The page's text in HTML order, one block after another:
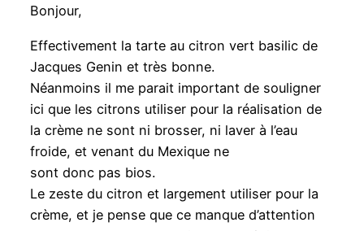
Bonjour,
Effectivement la tarte au citron vert basilic de
Jacques Genin et très bonne.
Néanmoins il me parait important de souligner
ici que les citrons utiliser pour la réalisation de
la crème ne sont ni brosser, ni laver à l’eau
froide, et venant du Mexique ne
sont donc pas bios.
Le zeste du citron et largement utiliser pour la
crème, et je pense que ce manque d’attention